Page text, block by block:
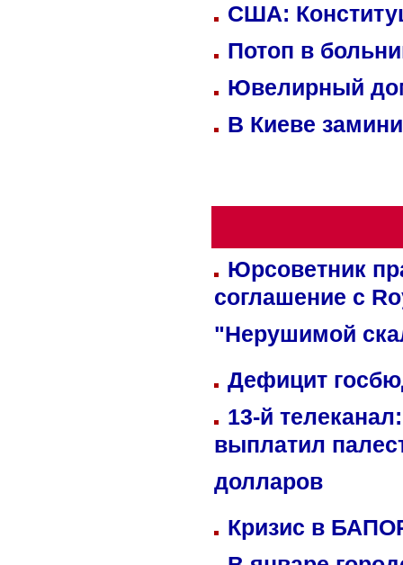
США:
Потоп в
Ювелирный
В Киеве
Юрсоветник
соглашение с
"Нерушимой
Дефицит
13-й
выплатил
долларов
Кризис в